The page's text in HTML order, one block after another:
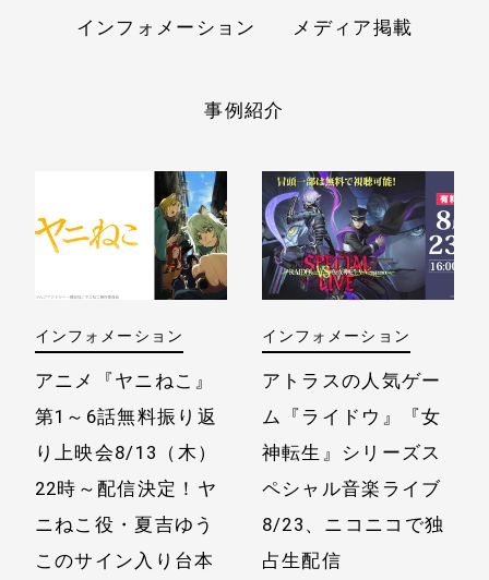
インフォメーション
アニメ『ヤニねこ』
第1～6話無料振り返
り上映会8/13（木）
22時～配信決定！ ヤ
ニねこ役・夏吉ゆう
このサイン入り台本
インフォメーション
アトラスの人気ゲー
ム『ライドウ』『女
神転生』シリーズス
ペシャル音楽ライブ
8/23、ニコニコで独
占生配信
インフォメーション メディア掲載
事例紹介